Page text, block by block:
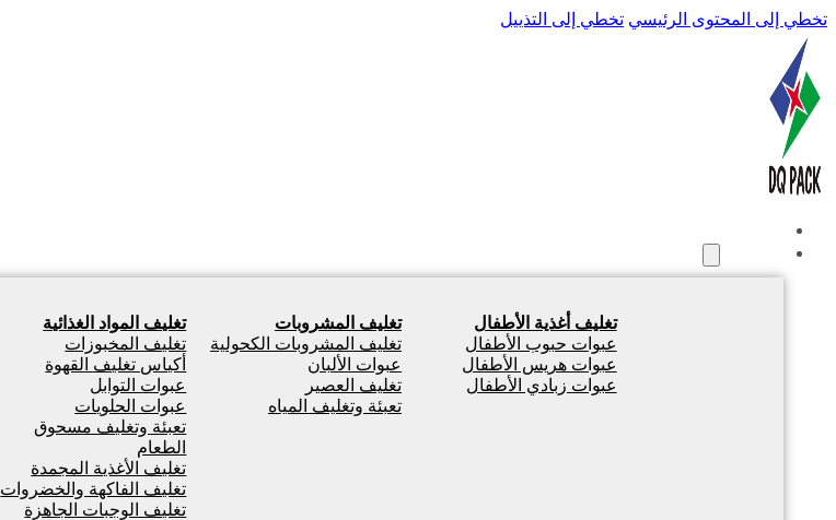
تخطي إلى المحتوى الرئيسي تخطي إلى التذييل
تغليف أغذية الأطفال
عبوات حبوب الأطفال
عبوات هريس الأطفال
عبوات زبادي الأطفال
تغليف المشروبات
تغليف المشروبات الكحولية
عبوات الألبان
تغليف العصير
تعبئة وتغليف المياه
تغليف المواد الغذائية
تغليف المخبوزات
أكياس تغليف القهوة
عبوات التوابل
عبوات الحلويات
تعبئة وتغليف مسحوق
الطعام
تغليف الأغذية المجمدة
تغليف الفاكهة والخضروات
تغليف الوجبات الجاهزة